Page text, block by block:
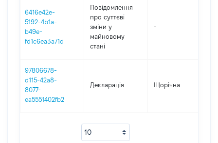
6416e42e-
5192-4b1a-
b49e-
fd1c6ea3a71d
Повідомлення
про суттєві
зміни y
майновому
стані
-
97806678-
d115-42a8-
8077-
ea5551402fb2
Декларація Щорічна